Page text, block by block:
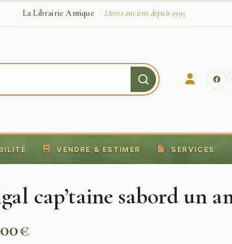
La Librairie Antique · Livres anciens depuis 1995
VENDRE & ESTIMER SERVICES
cap’taine sabord un
€